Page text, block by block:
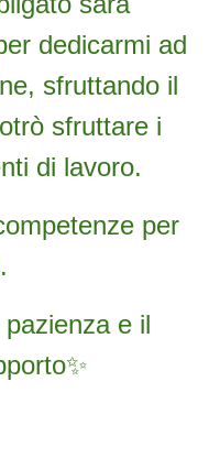
dedicarmi ad
sfruttando il
sfruttare i
di lavoro.
per
e il